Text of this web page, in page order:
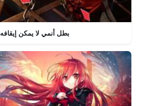
بطل أنمي لا يمكن إيقافه